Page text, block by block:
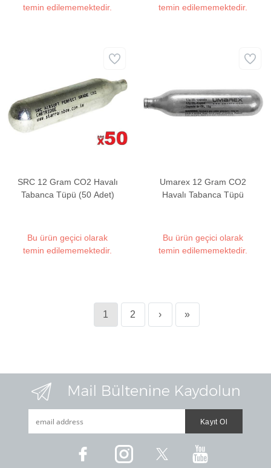
temin edilememektedir.
temin edilememektedir.
SRC 12 Gram CO2 Havalı
Tabanca Tüpü (50 Adet)
Bu ürün geçici olarak
temin edilememektedir.
Umarex 12 Gram CO2
Havalı Tabanca Tüpü
Bu ürün geçici olarak
temin edilememektedir.
1 2 › »